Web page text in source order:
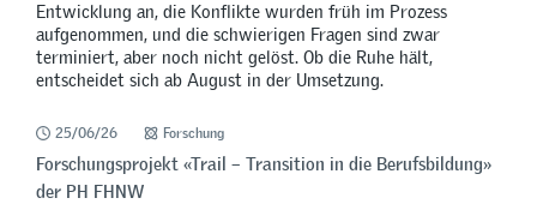
Entwicklung an, die Konflikte wurden früh im Prozess
aufgenommen, und die schwierigen Fragen sind zwar
terminiert, aber noch nicht gelöst. Ob die Ruhe hält,
entscheidet sich ab August in der Umsetzung.
25/06/26 Forschung
Forschungsprojekt «Trail – Transition in die Berufsbildung»
der PH FHNW